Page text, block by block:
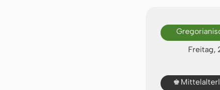
Freitag,
♚